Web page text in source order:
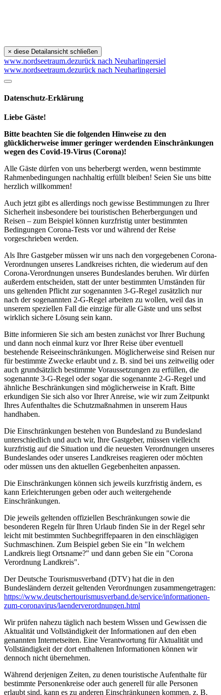
× diese Detailansicht schließen
www.nordseetraum.dezurück nach Neuharlingersiel
www.nordseetraum.dezurück nach Neuharlingersiel
Datenschutz-Erklärung
Liebe Gäste!
Bitte beachten Sie die folgenden Hinweise zu den
glücklicherweise immer geringer werdenden Einschränkungen
wegen des Covid-19-Virus (Corona)!
Alle Gäste dürfen von uns beherbergt werden, wenn bestimmte
Rahmenbedingungen nachhaltig erfüllt bleiben! Seien Sie uns bitte
herzlich willkommen!
Auch jetzt gibt es allerdings noch gewisse Bestimmungen zu Ihrer
Sicherheit insbesondere bei touristischen Beherbergungen und
Reisen – zum Beispiel können kurzfristig unter bestimmten
Bedingungen Corona-Tests vor und während der Reise
vorgeschrieben werden.
Als Ihre Gastgeber müssen wir uns nach den vorgegebenen Corona-
Verordnungen unseres Landkreises richten, die wiederum auf den
Corona-Verordnungen unseres Bundeslandes beruhen. Wir dürfen
außerdem entscheiden, statt der unter bestimmten Umständen für
uns geltenden Pflicht zur sogenannten 3-G-Regel zusätzlich nur
nach der sogenannten 2-G-Regel arbeiten zu wollen, weil das in
unserem speziellen Fall die einzige für alle Gäste und uns selbst
wirklich sichere Lösung sein kann.
Bitte informieren Sie sich am besten zunächst vor Ihrer Buchung
und dann noch einmal kurz vor Ihrer Reise über eventuell
bestehende Reiseeinschränkungen. Möglicherweise sind Reisen nur
für bestimmte Zwecke erlaubt und z. B. sind bei uns zeitweilig oder
auch grundsätzlich bestimmte Voraussetzungen zu erfüllen, die
sogenannte 3-G-Regel oder sogar die sogenannte 2-G-Regel und
ähnliche Beschränkungen sind möglicherweise in Kraft. Bitte
erkundigen Sie sich also vor Ihrer Anreise, wie wir zum Zeitpunkt
Ihres Aufenthaltes die Schutzmaßnahmen in unserem Haus
handhaben.
Die Einschränkungen bestehen von Bundesland zu Bundesland
unterschiedlich und auch wir, Ihre Gastgeber, müssen vielleicht
kurzfristig auf die Situation und die neuesten Verordnungen unseres
Bundeslandes oder unseres Landkreises reagieren oder möchten
oder müssen uns den aktuellen Gegebenheiten anpassen.
Die Einschränkungen können sich jeweils kurzfristig ändern, es
kann Erleichterungen geben oder auch weitergehende
Einschränkungen.
Die jeweils geltenden offiziellen Beschränkungen sowie die
besonderen Regeln für Ihren Urlaub finden Sie in der Regel sehr
leicht mit bestimmten Suchbegriffepaaren in den einschlägigen
Suchmaschinen. Zum Beispiel geben Sie ein "In welchem
Landkreis liegt Ortsname?" und dann geben Sie ein "Corona
Verordnung Landkreis".
Der Deutsche Tourismusverband (DTV) hat die in den
Bundesländern derzeit geltenden Verordnungen zusammengetragen:
https://www.deutscher­tourismusverband.de/­service/­informationen-
zum-coronavirus/­laenderverordnungen.html
Wir prüfen nahezu täglich nach bestem Wissen und Gewissen die
Aktualität und Vollständigkeit der Informationen auf den eben
genannten Internetseiten. Eine Verantwortung für Aktualität und
Vollständigkeit der dort enthaltenen Informationen können wir
dennoch nicht übernehmen.
Während derjenigen Zeiten, zu denen touristische Aufenthalte für
bestimmte Personenkreise oder auch generell für alle Personen
erlaubt sind, kann es zu anderen Einschränkungen kommen, z. B.